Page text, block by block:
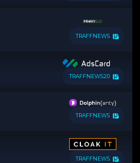
TRAFFNEWS
TRAFFNEWS20
TRAFFNEWS
TRAFFNEWS